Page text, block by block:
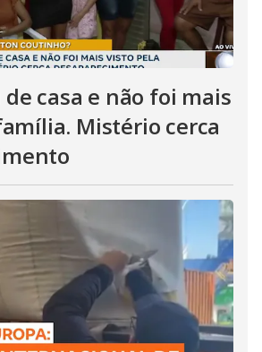
de casa e não foi mais
Mistério cerca